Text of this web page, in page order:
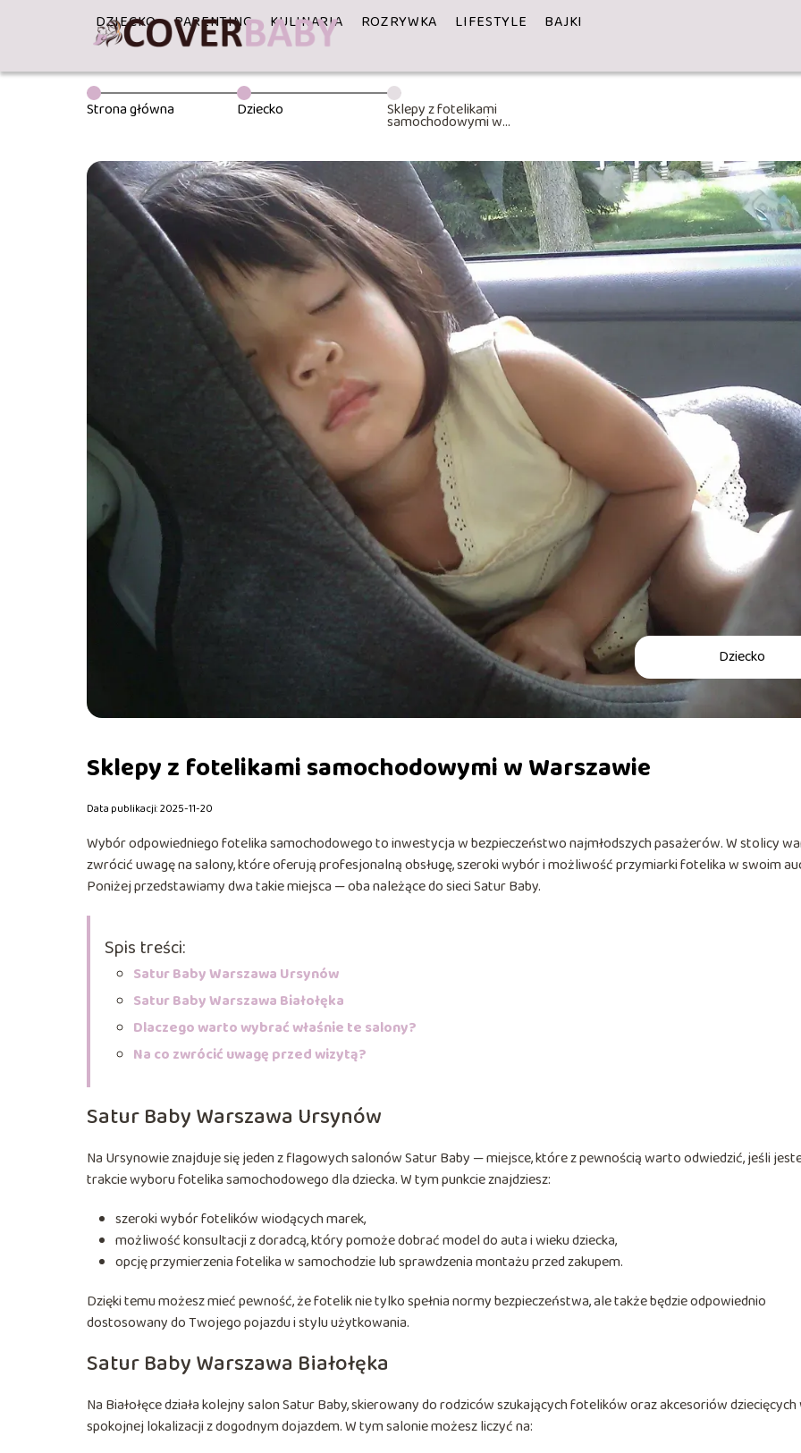
DZIECKO PARENTING KULINARIA ROZRYWKA LIFESTYLE BAJKI
Strona główna Dziecko Sklepy z fotelikami
samochodowymi w
Dziecko
Sklepy z fotelikami samochodowymi w Warszawie
Data publikacji: 2025-11-20
Wybór odpowiedniego fotelika samochodowego to inwestycja w bezpieczeństwo najmłodszych pasażerów. W stolicy
zwrócić uwagę na salony, które oferują profesjonalną obsługę, szeroki wybór i możliwość przymiarki fotelika w swoim
Poniżej przedstawiamy dwa takie miejsca — oba należące do sieci Satur Baby.
Spis treści:
Satur Baby Warszawa Ursynów
Satur Baby Warszawa Białołęka
Dlaczego warto wybrać właśnie te salony?
Na co zwrócić uwagę przed wizytą?
Satur Baby Warszawa Ursynów
Na Ursynowie znajduje się jeden z flagowych salonów Satur Baby — miejsce, które z pewnością warto odwiedzić, jeśli
trakcie wyboru fotelika samochodowego dla dziecka. W tym punkcie znajdziesz:
szeroki wybór fotelików wiodących marek,
możliwość konsultacji z doradcą, który pomoże dobrać model do auta i wieku dziecka,
opcję przymierzenia fotelika w samochodzie lub sprawdzenia montażu przed zakupem.
Dzięki temu możesz mieć pewność, że fotelik nie tylko spełnia normy bezpieczeństwa, ale także będzie odpowiednio
dostosowany do Twojego pojazdu i stylu użytkowania.
Satur Baby Warszawa Białołęka
Na Białołęce działa kolejny salon Satur Baby, skierowany do rodziców szukających fotelików oraz akcesoriów dziecięcych
spokojnej lokalizacji z dogodnym dojazdem. W tym salonie możesz liczyć na: